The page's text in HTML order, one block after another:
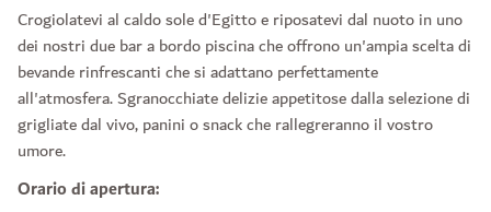
Crogiolatevi al caldo sole d'Egitto e riposatevi dal nuoto in uno
dei nostri due bar a bordo piscina che offrono un'ampia scelta di
bevande rinfrescanti che si adattano perfettamente
all'atmosfera. Sgranocchiate delizie appetitose dalla selezione di
grigliate dal vivo, panini o snack che rallegreranno il vostro
umore.
Orario di apertura: